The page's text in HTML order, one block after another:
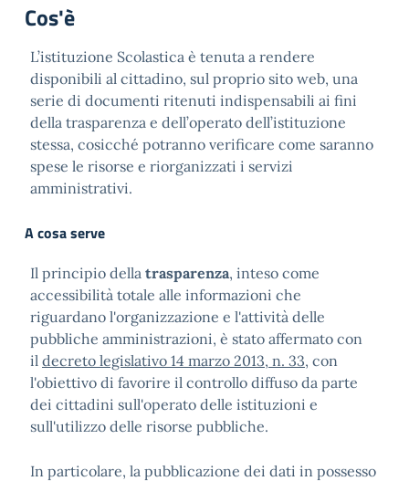
Cos'è
L’istituzione Scolastica è tenuta a rendere
disponibili al cittadino, sul proprio sito web, una
serie di documenti ritenuti indispensabili ai fini
della trasparenza e dell’operato dell’istituzione
stessa, cosicché potranno verificare come saranno
spese le risorse e riorganizzati i servizi
amministrativi.
A cosa serve
Il principio della trasparenza, inteso come
accessibilità totale alle informazioni che
riguardano l'organizzazione e l'attività delle
pubbliche amministrazioni, è stato affermato con
il decreto legislativo 14 marzo 2013, n. 33, con
l'obiettivo di favorire il controllo diffuso da parte
dei cittadini sull'operato delle istituzioni e
sull'utilizzo delle risorse pubbliche.
In particolare, la pubblicazione dei dati in possesso